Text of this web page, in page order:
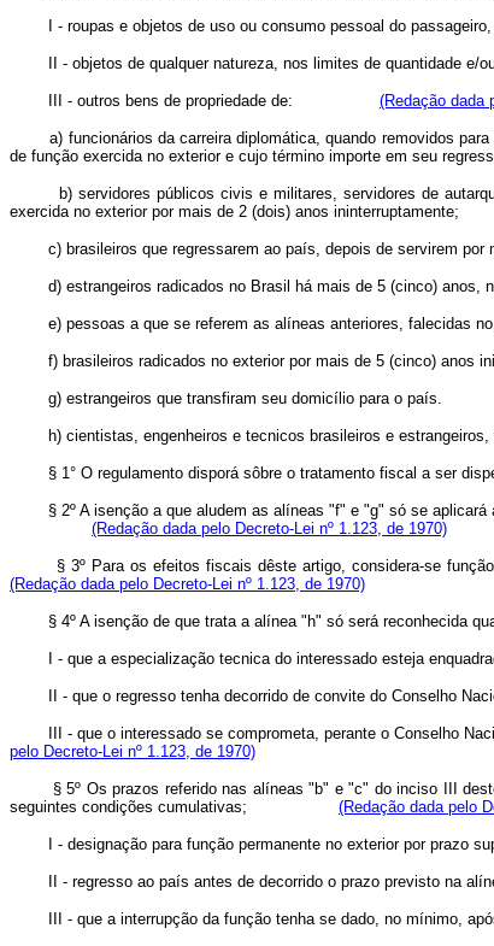
I - roupas e objetos de uso ou consumo pessoal do passageiro,
II - objetos de qualquer natureza, nos limites de
III - outros bens de propriedade de: (Redação dada
a) funcionários da carreira diplomática, quando removidos para
de função exercida no exterior e cujo término importe em
b) servidores públicos civis e militares, servidores de
exercida no exterior por mais de 2 (dois) anos ininterruptamente;
c) brasileiros que regressarem ao país, depois de servirem
d) estrangeiros radicados no Brasil há mais de 5 (cinco) anos,
e) pessoas a que se referem as alíneas anteriores,
f) brasileiros radicados no exterior por mais de 5 (cinco)
g) estrangeiros que transfiram seu domicílio para o
h) cientistas, engenheiros e tecnicos brasileiros e
§ 1° O regulamento disporá sôbre o tratamento fiscal a ser
§ 2º A isenção a que aludem as alíneas "f" e "g" só se aplicará
(Redação dada pelo Decreto-Lei nº 1.123, de 1970)
§ 3º Para os efeitos fiscais dêste artigo, considera-se função
(Redação dada pelo Decreto-Lei nº 1.123, de 1970)
§ 4º A isenção de que trata a alínea "h" só será reconhecida
I - que a especialização tecnica do interessado esteja
II - que o regresso tenha decorrido de convite do Conselho
III - que o interessado se comprometa, perante o Conselho
pelo Decreto-Lei nº 1.123, de 1970)
§ 5º Os prazos referido nas alíneas "b" e "c" do inciso III deste
seguintes condições cumulativas; (Redação dada pelo
I - designação para função permanente no exterior por
II - regresso ao país antes de decorrido o prazo previsto na
III - que a interrupção da função tenha se dado, no